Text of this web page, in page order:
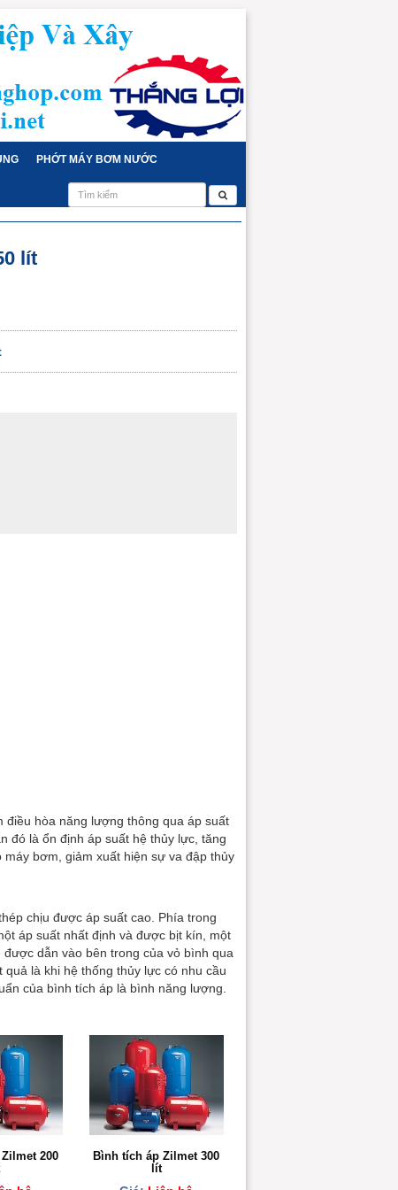
PHỚT MÁY BƠM NƯỚC
lít
điều hòa năng lượng thông qua áp suất
đó là ổn định áp suất hệ thủy lực, tăng
bơm, giảm xuất hiện sự va đập thủy
chịu được áp suất cao. Phía trong
áp suất nhất định và được bịt kín, một
dẫn vào bên trong của vỏ bình qua
là khi hệ thống thủy lực có nhu cầu
của bình tích áp là bình năng lượng.
200
Bình tích áp Zilmet 300
lít